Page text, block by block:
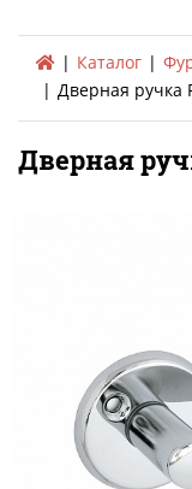
Каталог
Дверная ручка
Дверная